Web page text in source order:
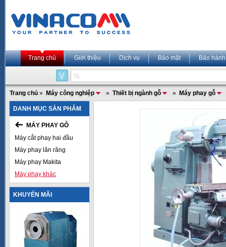
Trang chủ Giới thiệu Dịch vụ Bảo mật Bảo hành
Trang chủ » Máy công nghiệp » Thiết bị ngành gỗ » Máy phay gỗ
DANH MỤC SẢN PHẨM
MÁY PHAY GỖ
Máy cắt phay hai đầu
Máy phay lăn răng
Máy phay Makita
Máy phay khác
KHUYẾN MÃI